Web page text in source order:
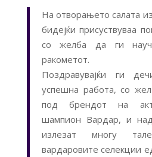
На отворањето салата
бидејќи присуствуваа
со желба да ги
ракометот.
Поздравувајќи ги
успешна работа, со
под брендот на
шампион Вардар, и
излезат многу
вардаровите селекции